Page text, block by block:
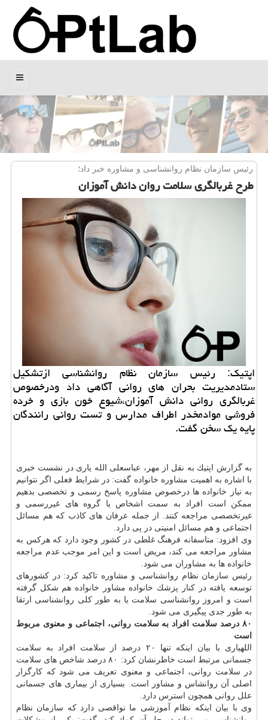
منو
رئیس سازمان نظام روانشناسی و مشاوره خبر داد؛
طرح غربالگری سلامت روان دانش آموزان
اپتیك: رئیس سازمان نظام روانشناسی ازتشكیل
ستادمدیریت بحران های روانی آگاهی داد ودرخصوص
غربالگری روانی دانش آموزان،شیوع خون بازی و خرده
فروشی موادمخدر اطراف مدارس و تست روانی رانندگان
پایه یك سخن گفت.
به گزارش اپتیك به نقل از مهر، عباسعلی الله یاری در نشست خبری
با اشاره به اهمیت مشاوره خانواده گفت: در شرایط فعلی اگر نتوانیم
به نیاز خانواده ها درخصوص مشاوره پاسخ رسمی و تخصصی بدهیم
ممكن است افراد به سمت اشخاص یا گروه های غیررسمی و
غیرتخصصی مراجعه كنند. از جمله عرفان های كاذب كه هم مسائل
اجتماعی و هم مسائل امنیتی در پی دارد.
وی افزود: متاسفانه فرهنگ غلطی در كشور وجود دارد كه هركس به
مشاور مراجعه می كند، مریض است و این امر موجب عدم مراجعه
خانواده ها به مشاوران می شود.
رئیس سازمان نظام روانشناسی و مشاوره تاكید كرد: در كشورهای
توسعه یافته در كنار پزشك خانواده مشاور خانواده هم شكل گرفته
است و امروز روانشناسی سلامت یا به طور كلی روانشناسی ارتقا
به طور جدی پیگیری می شود.
۸۰ درصد سلامت افراد به سلامت روانی، اجتماعی و معنوی مربوط
است
اللهیاری با بیان اینكه تنها ۲۰ درصد از سلامت افراد به سلامت
جسمانی مرتبط است خاطرنشان كرد: ۸۰ درصد شاخص های سلامت
در سلامت روانی، اجتماعی و معنوی تعریف می شود كه كارگزار
اصلی آن روانشاس و مشاور است. بسیاری از بیماری های جسمانی
علل روانی همچون استرس دارد.
وی با بیان اینكه نظام آموزشی ما نواقصی دارد كه سازمان نظام